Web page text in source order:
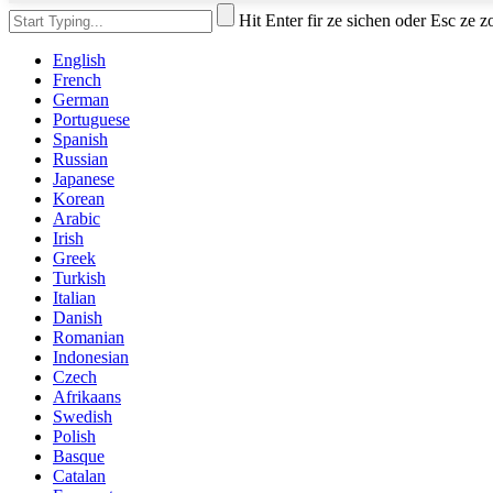
Hit Enter fir ze sichen oder Esc ze
English
French
German
Portuguese
Spanish
Russian
Japanese
Korean
Arabic
Irish
Greek
Turkish
Italian
Danish
Romanian
Indonesian
Czech
Afrikaans
Swedish
Polish
Basque
Catalan